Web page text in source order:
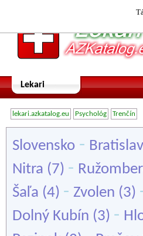
Lekari
lekari.azkatalog.eu Psychológ Trenčín
Slovensko -
Nitra (7) -
Šaľa (4) - Zvolen (3)
Dolný Kubín (3) -